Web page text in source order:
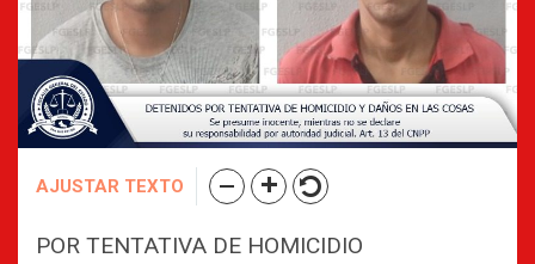
AJUSTAR TEXTO
POR TENTATIVA DE HOMICIDIO